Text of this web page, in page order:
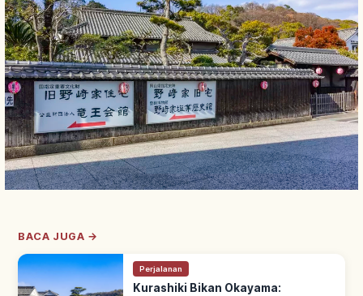
BACA JUGA →
Perjalanan
Kurashiki Bikan Okayama: